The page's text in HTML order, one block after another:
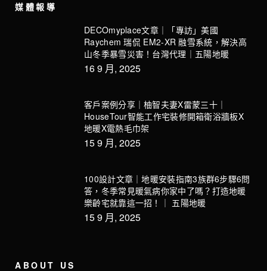
媒體報導
DECOmyplace文章｜「專訪」美國
Raychem 瑞侃 EM2-XR 融雪系統，解決高
山冬季暴雪災害！台灣代理｜五陽地暖
16 9 月, 2025
客戶案例分享｜柚智夫妻X雷蒙三十｜
HouseTour智能工作宅裝修開箱衛浴牆板X
地暖X電熱毛巾架
15 9 月, 2025
100設計文章｜地暖安裝指南3族群6步驟6問
答，冬季常見暖氣病你家中了嗎？打造地暖
樂齡宅就靠這一招！｜ 五陽地暖
15 9 月, 2025
ABOUT US